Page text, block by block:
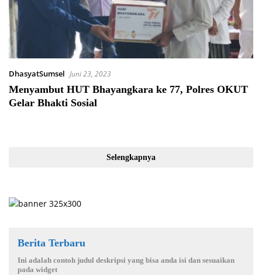
DhasyatSumsel Juni 23, 2023
Menyambut HUT Bhayangkara ke 77, Polres OKUT
Gelar Bhakti Sosial
Selengkapnya
Berita Terbaru
Ini adalah contoh judul deskripsi yang bisa anda isi dan sesuaikan
pada widget